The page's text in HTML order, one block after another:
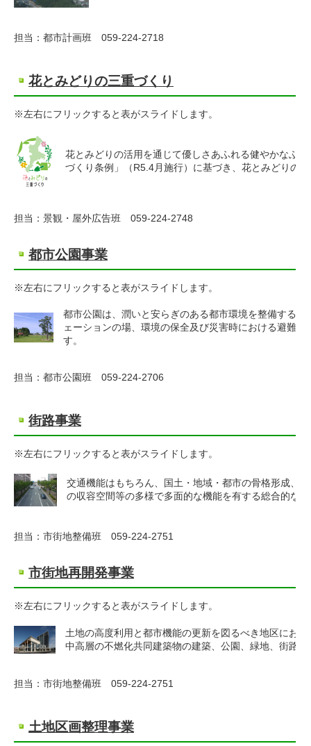
担当：都市計画班 059-224-2718
花とみどりの三重づくり
※左右にフリックすると表がスライドします。
花とみどりの活用を通じて優しさあふれる健やかなふ
づくり条例」（R5.4月施行）に基づき、花とみどりの
担当：景観・屋外広告班 059-224-2748
都市公園事業
※左右にフリックすると表がスライドします。
都市公園は、潤いと安らぎのある都市環境を整備する
ェーションの場、環境の保全及び災害時における避難
す。
担当：都市公園班 059-224-2706
街路事業
※左右にフリックすると表がスライドします。
交通機能はもちろん、国土・地域・都市の骨格形成、
の収容空間等の多様で多面的な機能を有する総合的な
担当：市街地整備班 059-224-2751
市街地再開発事業
※左右にフリックすると表がスライドします。
土地の高度利用と都市機能の更新を図るべき地区にお
中高層の不燃化共同建築物の建築、公園、緑地、街路
担当：市街地整備班 059-224-2751
土地区画整理事業